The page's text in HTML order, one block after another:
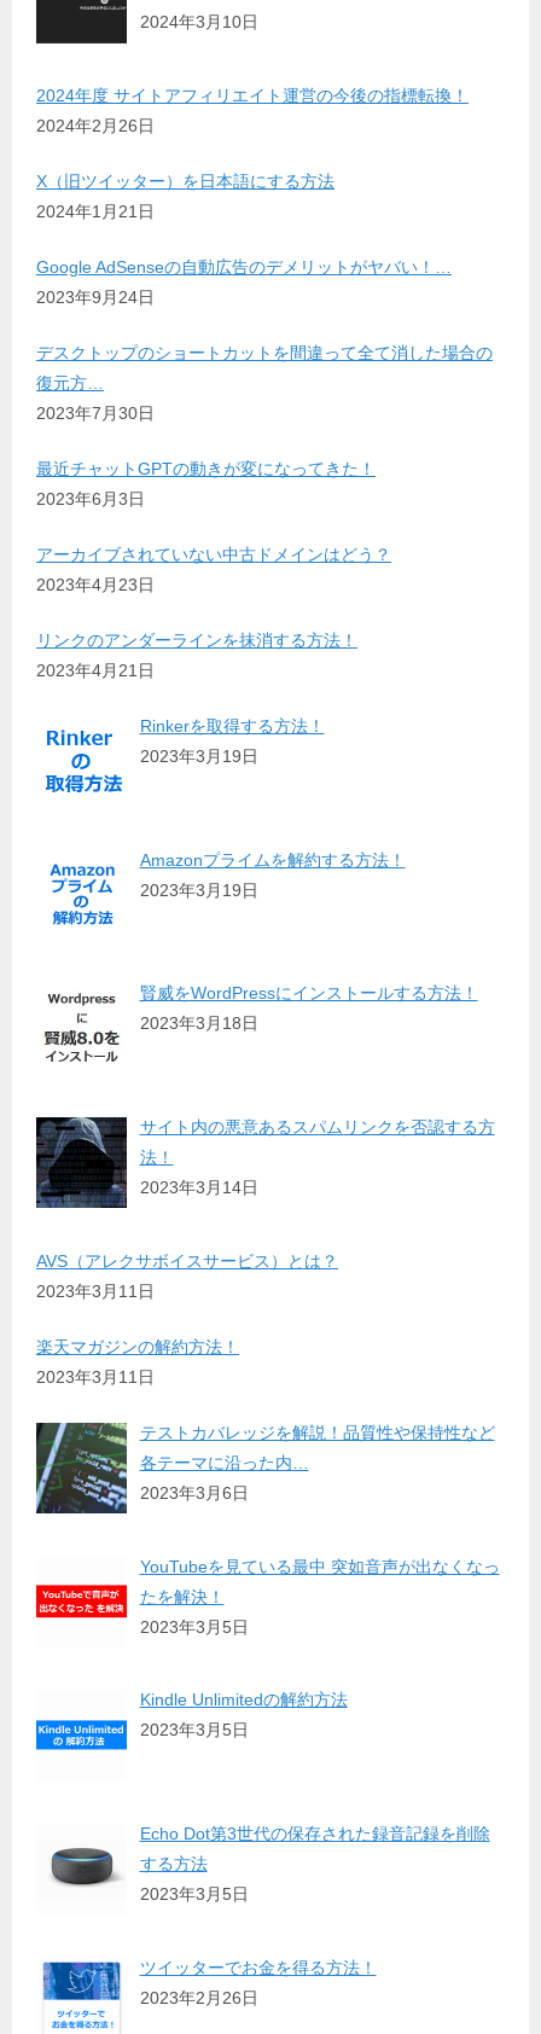
2024年3月10日
2024年度 サイトアフィリエイト運営の今後の指標転換！
2024年2月26日
X（旧ツイッター）を日本語にする方法
2024年1月21日
Google AdSenseの自動広告のデメリットがヤバい！…
2023年9月24日
デスクトップのショートカットを間違って全て消した場合の
復元方…
2023年7月30日
最近チャットGPTの動きが変になってきた！
2023年6月3日
アーカイブされていない中古ドメインはどう？
2023年4月23日
リンクのアンダーラインを抹消する方法！
2023年4月21日
Rinkerを取得する方法！
2023年3月19日
Amazonプライムを解約する方法！
2023年3月19日
賢威をWordPressにインストールする方法！
2023年3月18日
サイト内の悪意あるスパムリンクを否認する方
法！
2023年3月14日
AVS（アレクサボイスサービス）とは？
2023年3月11日
楽天マガジンの解約方法！
2023年3月11日
テストカバレッジを解説！品質性や保持性など
各テーマに沿った内…
2023年3月6日
YouTubeを見ている最中 突如音声が出なくなっ
たを解決！
2023年3月5日
Kindle Unlimitedの解約方法
2023年3月5日
Echo Dot第3世代の保存された録音記録を削除
する方法
2023年3月5日
ツイッターでお金を得る方法！
2023年2月26日